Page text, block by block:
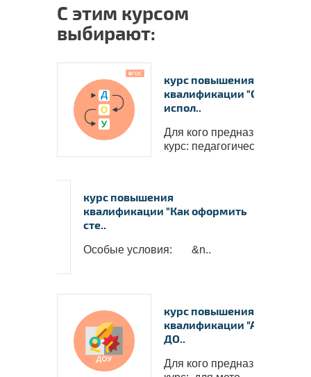
С этим курсом
выбирают:
курс повышения
квалификации "Создание и
испол..
Для кого предназначен
курс: педагогические..
курс повышения
квалификации "Как оформить
сте..
Особые условия: &n..
курс повышения
квалификации
ДО..
Для кого предназначен